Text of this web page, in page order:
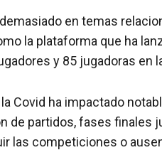
en temas
la plataforma que ha
y 85 jugadoras en
Covid ha impactado
de partidos, fases finales
las competiciones o